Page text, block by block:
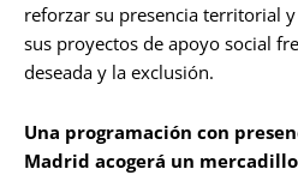
reforzar su presencia territorial
sus proyectos de apoyo social
deseada y la exclusión.
Una programación con
Madrid acogerá un